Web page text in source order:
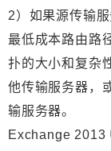
2）如果源传输
最低成本路由路
扑的大小和复杂
他传输服务器，
输服务器。
Exchange 2013